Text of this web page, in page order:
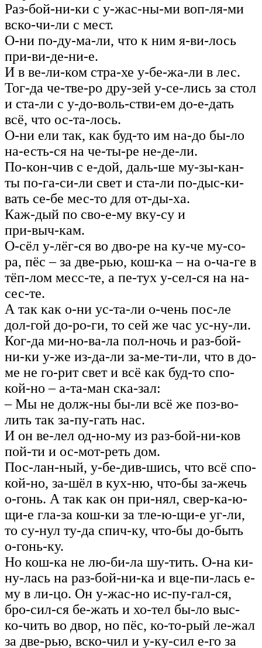
Раз-бой-ни-ки с у-жас-ны-ми воп-ля-ми
вско-чи-ли с мест.
О-ни по-ду-ма-ли, что к ним я-ви-лось
при-ви-де-ни-е.
И в ве-ли-ком стра-хе у-бе-жа-ли в лес.
Тог-да че-тве-ро дру-зей у-се-лись за стол
и ста-ли с у-до-воль-стви-ем до‑е-дать
всё, что ос-та-лось.
О-ни ели так, как буд-то им на-до бы-ло
на-есть-ся на че-ты-ре не‑де‑ли.
По-кон-чив с е-дой, даль-ше му‑зы‑кан-
ты по-га-си-ли свет и ста‑ли по-дыс-ки-
вать се-бе мес-то для от-ды-ха.
Каж-дый по сво-е-му вку-су и
при‑выч‑кам.
О-сёл у-лёг-ся во дво-ре на ку-че му-со-
ра, пёс – за две-рью, кош-ка – на о-ча-ге в
тёп-лом месс-те, а пе-тух у-сел-ся на на-
сес-те.
А так как о-ни ус-та-ли о-чень пос-ле
дол-гой до-ро-ги, то сей же час ус-ну-ли.
Ког-да ми-но-ва-ла пол-ночь и раз-бой-
ни-ки у-же из-да-ли за-ме-ти-ли, что в до-
ме не го-рит свет и всё как буд-то спо-
кой-но – а‑та‑ман ска-зал:
– Мы не долж-ны бы-ли всё же поз-во-
лить так за-пу-гать нас.
И он ве-лел од-но-му из раз-бой-ни-ков
пой-ти и ос-мот-реть дом.
Пос-лан-ный, у-бе-див-шись, что всё спо-
кой-но, за-шёл в кух-ню, что-бы за-жечь
о-гонь. А так как он при-нял, свер-ка-ю-
щи-е гла-за кош-ки за тле-ю-щи-е уг-ли,
то су-нул ту-да спич-ку, что-бы до-быть
о‑гонь-ку.
Но кош-ка не лю-би-ла шу-тить. О-на ки-
ну-лась на раз-бой-ни-ка и вце-пи-лась е-
му в ли-цо. Он у-жас-но ис-пу-гал-ся,
бро-сил-ся бе‑жать и хо-тел бы-ло выс-
ко-чить во двор, но пёс, ко-то-рый ле‑жал
за две-рью, вско-чил и у-ку-сил е-го за